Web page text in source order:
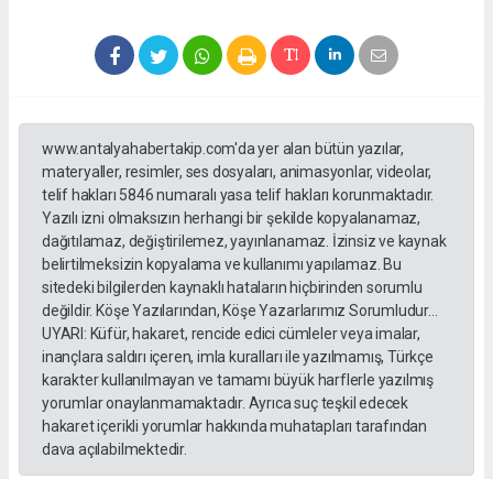
www.antalyahabertakip.com'da yer alan bütün yazılar,
materyaller, resimler, ses dosyaları, animasyonlar, videolar,
telif hakları 5846 numaralı yasa telif hakları korunmaktadır.
Yazılı izni olmaksızın herhangi bir şekilde kopyalanamaz,
dağıtılamaz, değiştirilemez, yayınlanamaz. İzinsiz ve kaynak
belirtilmeksizin kopyalama ve kullanımı yapılamaz. Bu
sitedeki bilgilerden kaynaklı hataların hiçbirinden sorumlu
değildir. Köşe Yazılarından, Köşe Yazarlarımız Sorumludur...
UYARI: Küfür, hakaret, rencide edici cümleler veya imalar,
inançlara saldırı içeren, imla kuralları ile yazılmamış, Türkçe
karakter kullanılmayan ve tamamı büyük harflerle yazılmış
yorumlar onaylanmamaktadır. Ayrıca suç teşkil edecek
hakaret içerikli yorumlar hakkında muhatapları tarafından
dava açılabilmektedir.